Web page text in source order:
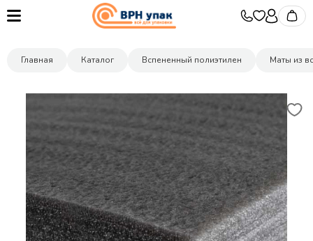
Главная Каталог Вспененный полиэтилен Маты из